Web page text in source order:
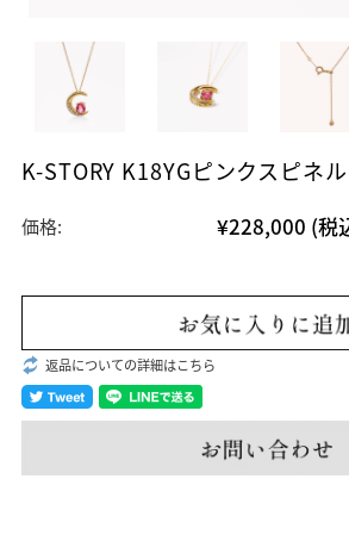
K-STORY K18YGピンクスピネ
価格: ¥228,000 (税
返品についての詳細はこちら